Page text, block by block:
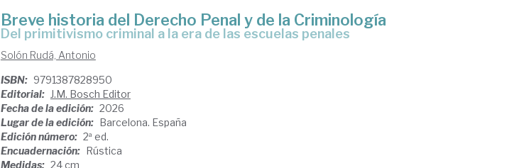
Breve historia del Derecho Penal y de la Criminología
del primitivismo criminal a la era de las escuelas penales
Solón Rudá, Antonio
ISBN: 9791387828950
Editorial: J.M. Bosch Editor
Fecha de la edición: 2026
Lugar de la edición: Barcelona. España
Edición número: 2ª ed.
Encuadernación: Rústica
Medidas: 24 cm